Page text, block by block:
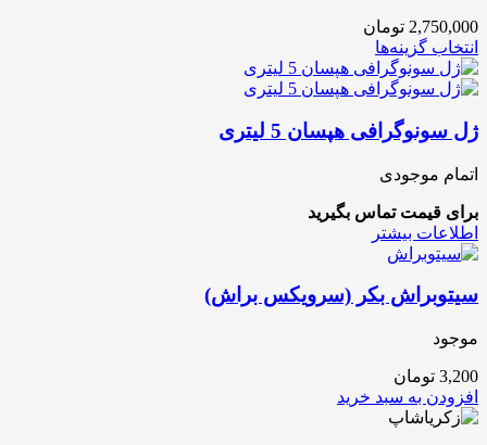
2,750,000 تومان
انتخاب گزینه‌ها
ژل سونوگرافی هپسان 5 لیتری
اتمام موجودی
برای قیمت تماس بگیرید
اطلاعات بیشتر
سیتوبراش بکر (سرویکس براش)
موجود
3,200 تومان
افزودن به سبد خرید